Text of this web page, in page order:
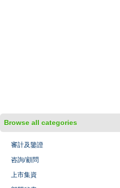
Browse all categories
審計及鑒證
咨詢/顧問
上市集資